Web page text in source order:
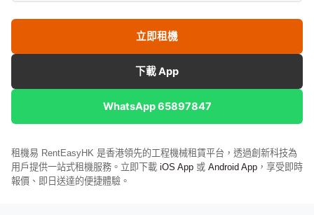
立即租機
下載 App
WhatsApp 65897847
租機易 RentEasyHK 是香港領先的工程機械租賃平台，透過創新科技為
用戶提供一站式租機服務。立即下載 iOS App 或 Android App ，享受即時
報價、即日送達的便捷體驗。